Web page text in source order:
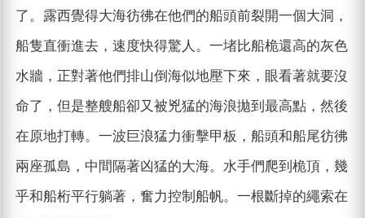
了。露西覺得大海彷彿在他們的船頭前裂開一個大洞，
船隻直衝進去，速度快得驚人。一堵比船桅還高的灰色
水牆，正對著他們排山倒海似地壓下來，眼看著就要沒
命了，但是整艘船卻又被兇猛的海浪拋到最高點，然後
在原地打轉。一波巨浪猛力衝擊甲板，船頭和船尾彷彿
兩座孤島，中間隔著凶猛的大海。水手們爬到桅頂，幾
乎和船桁平行躺著，奮力控制船帆。一根斷掉的繩索在